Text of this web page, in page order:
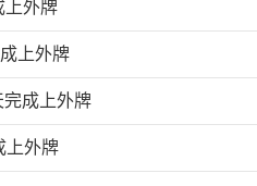
上外牌
上外牌
完成上外牌
上外牌